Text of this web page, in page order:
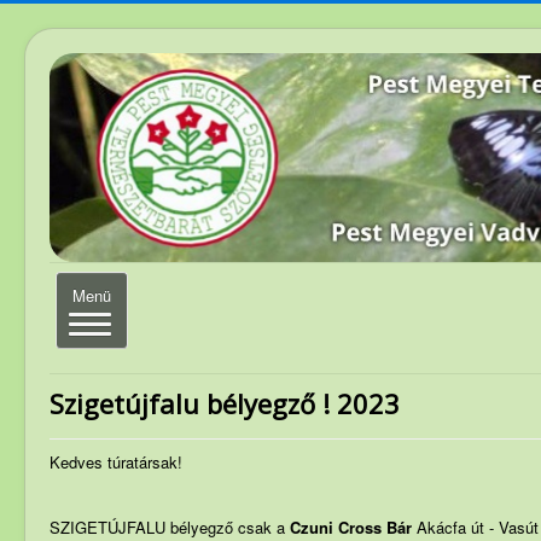
Navigáció
váltása
Menü
Elérhetőség
Magunkról
Elnökség
Szakosztályvezetők
Szigetújfalu bélyegző ! 2023
Kedves túratársak!
SZIGETÚJFALU bélyegző csak a Czuni Cross Bár Akácfa út -